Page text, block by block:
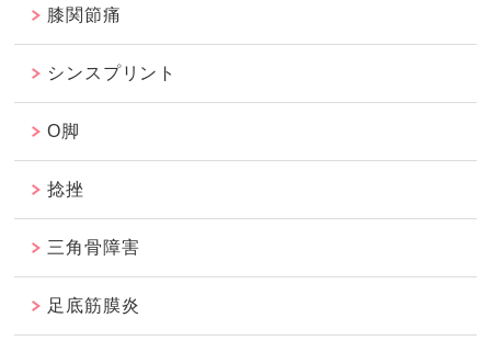
膝関節痛
シンスプリント
O脚
捻挫
三角骨障害
足底筋膜炎